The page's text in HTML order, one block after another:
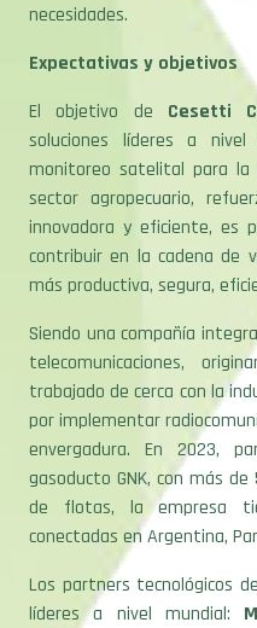
necesidades.
Expectativas y objetivos
El objetivo de Cesetti
soluciones líderes a
monitoreo satelital para la
sector agropecuario,
innovadora y eficiente, es
contribuir en la cadena de
más productiva, segura,
Siendo una compañía
telecomunicaciones,
trabajado de cerca con la
por implementar
envergadura. En 2023,
gasoducto GNK, con más
de flotas, la empresa
conectadas en Argentina,
Los partners tecnológicos de
líderes a nivel mundial: